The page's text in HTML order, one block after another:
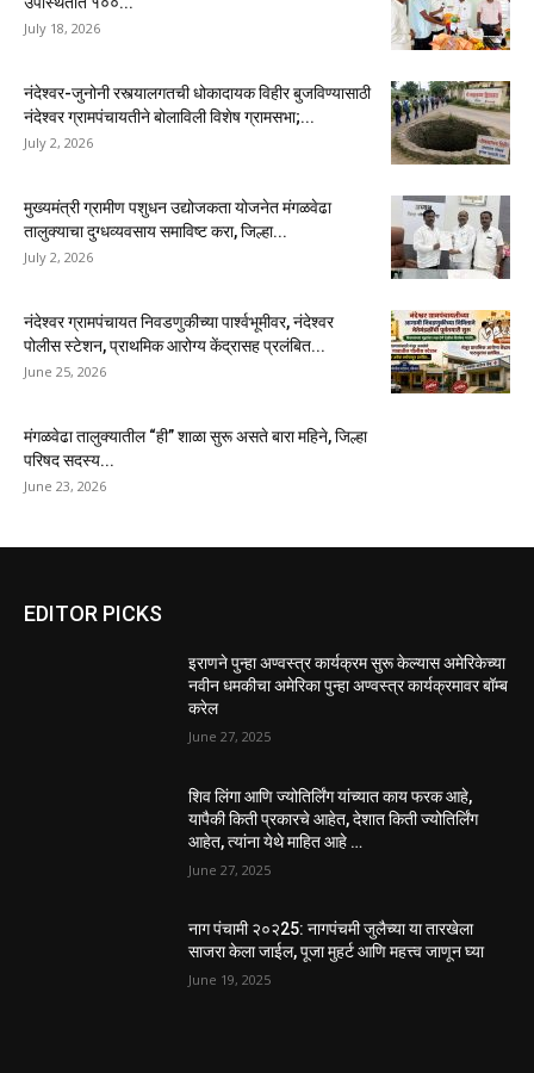
July 18, 2026
नंदेश्वर-जुनोनी रस्त्यालगतची धोकादायक विहीर बुजविण्यासाठी
नंदेश्वर ग्रामपंचायतीने बोलाविली विशेष ग्रामसभा;...
July 2, 2026
मुख्यमंत्री ग्रामीण पशुधन उद्योजकता योजनेत मंगळवेढा
तालुक्याचा दुग्धव्यवसाय समाविष्ट करा, जिल्हा...
July 2, 2026
नंदेश्वर ग्रामपंचायत निवडणुकीच्या पार्श्वभूमीवर, नंदेश्वर
पोलीस स्टेशन, प्राथमिक आरोग्य केंद्रासह प्रलंबित...
June 25, 2026
मंगळवेढा तालुक्यातील “ही” शाळा सुरू असते बारा महिने, जिल्हा
परिषद सदस्य...
June 23, 2026
EDITOR PICKS
इराणने पुन्हा अण्वस्त्र कार्यक्रम सुरू केल्यास अमेरिकेच्या
नवीन धमकीचा अमेरिका पुन्हा अण्वस्त्र कार्यक्रमावर बॉम्ब
करेल
June 27, 2025
शिव लिंगा आणि ज्योतिर्लिंग यांच्यात काय फरक आहे,
यापैकी किती प्रकारचे आहेत, देशात किती ज्योतिर्लिंग
आहेत, त्यांना येथे माहित आहे …
June 27, 2025
नाग पंचामी २०२25: नागपंचमी जुलैच्या या तारखेला
साजरा केला जाईल, पूजा मुहर्ट आणि महत्त्व जाणून घ्या
June 19, 2025